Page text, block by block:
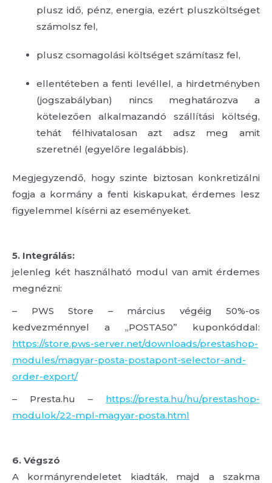
plusz idő, pénz, energia, ezért pluszköltséget
számolsz fel,
plusz csomagolási költséget számítasz fel,
ellentéteben a fenti levéllel, a hirdetményben
(jogszabályban) nincs meghatározva a
kötelezően alkalmazandó szállítási költség,
tehát félhivatalosan azt adsz meg amit
szeretnél (egyelőre legalábbis).
Megjegyzendő, hogy szinte biztosan konkretizálni
fogja a kormány a fenti kiskapukat, érdemes lesz
figyelemmel kísérni az eseményeket.
5. Integrálás:
jelenleg két használható modul van amit érdemes
megnézni:
– PWS Store – március végéig 50%-os
kedvezménnyel a „POSTA50” kuponkóddal:
https://store.pws-server.net/downloads/prestashop-
modules/magyar-posta-postapont-selector-and-
order-export/
– Presta.hu – https://presta.hu/hu/prestashop-
modulok/22-mpl-magyar-posta.html
6. Végszó
A kormányrendeletet kiadták, majd a szakma